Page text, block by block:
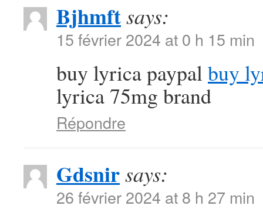
Bjhmftsays:
15 février 2024 at 0 h 15 min
buy lyrica paypalbuy
lyrica 75mg brand
Répondre
Gdsnirsays:
26 février 2024 at 8 h 27 min